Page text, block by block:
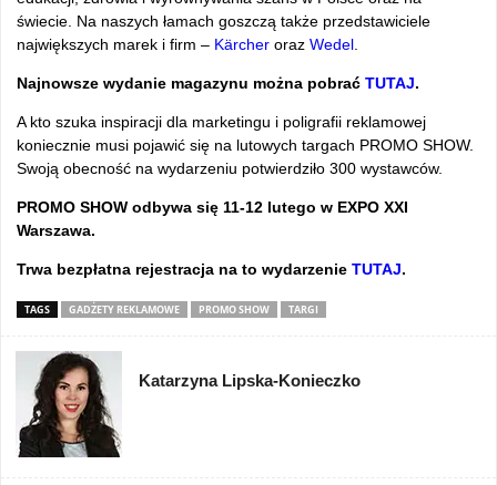
świecie. Na naszych łamach goszczą także przedstawiciele
największych marek i firm – Kärcher oraz Wedel
Najnowsze wydanie magazynu można pobrać TUTAJ.
A kto szuka inspiracji dla marketingu i poligrafii reklamowej
koniecznie musi pojawić się na lutowych targach PROMO SHOW.
Swoją obecność na wydarzeniu potwierdziło 300 wystawców.
PROMO SHOW odbywa się 11-12 lutego w EXPO XXI
Warszawa.
Trwa bezpłatna rejestracja na to wydarzenie TUTAJ.
TAGS GADŻETY REKLAMOWE PROMO SHOW TARGI
Katarzyna Lipska-Konieczko